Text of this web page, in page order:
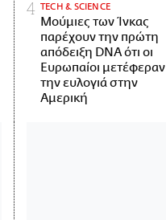
ΤECH & SCIENCE
Μούμιες των Ίνκας
παρέχουν την πρώτη
απόδειξη DNA ότι οι
Ευρωπαίοι μετέφεραν
την ευλογιά στην
Αμερική